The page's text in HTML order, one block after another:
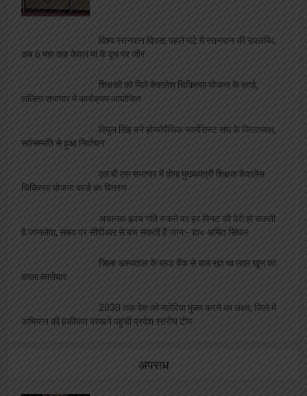
विश्व स्तनपान दिवस: पहले घंटे में स्तनपान की उपलब्धि,
अब 6 माह तक केवल मां के दूध पर जोर
शिक्षकों को मिले कैशलेश चिकित्सा योजना के कार्ड,
ललिता सभागार में कार्यक्रम आयोजित
विपुल सिंह बने होम्योपैथिक फार्मसिस्ट संघ के जिलाध्यक्ष,
सर्वसम्मति से हुआ निर्वाचन
एल बी एस सभागार में होगा मुख्यमंत्री शिक्षक कैशलेस
चिकित्सा योजना कार्ड का वितरण
अचानक हृदय गति रुकने पर हर मिनट की देरी हो सकती
है जानलेवा, समय पर सीपीआर से बच सकती है जान:- डा० अमित सिंघल
ज़िला अस्पताल के ब्लड बैंक से चल रहा था लाल खून का
काला कारोबार
2030 तक देश को मलेरिया मुक्त करने का लक्ष्य, जिले में
अभियान की हकीकत परखने पहुंची प्रदेश स्तरीय टीम
अपराध